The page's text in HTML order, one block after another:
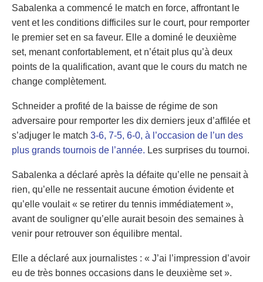
Sabalenka a commencé le match en force, affrontant le
vent et les conditions difficiles sur le court, pour remporter
le premier set en sa faveur. Elle a dominé le deuxième
set, menant confortablement, et n’était plus qu’à deux
points de la qualification, avant que le cours du match ne
change complètement.
Schneider a profité de la baisse de régime de son
adversaire pour remporter les dix derniers jeux d’affilée et
s’adjuger le match 3-6, 7-5, 6-0, à l’occasion de l’un des
plus grands tournois de l’année. Les surprises du tournoi.
Sabalenka a déclaré après la défaite qu’elle ne pensait à
rien, qu’elle ne ressentait aucune émotion évidente et
qu’elle voulait « se retirer du tennis immédiatement »,
avant de souligner qu’elle aurait besoin des semaines à
venir pour retrouver son équilibre mental.
Elle a déclaré aux journalistes : « J’ai l’impression d’avoir
eu de très bonnes occasions dans le deuxième set ».